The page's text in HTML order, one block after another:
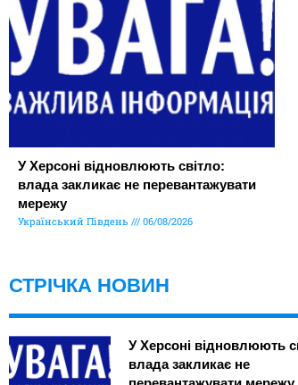
У Херсоні відновлюють світло:
влада закликає не перевантажувати
мережу
Український Південь 06/08/2026
СТРІЧКА НОВИН
У Херсоні відновлюють
влада закликає не